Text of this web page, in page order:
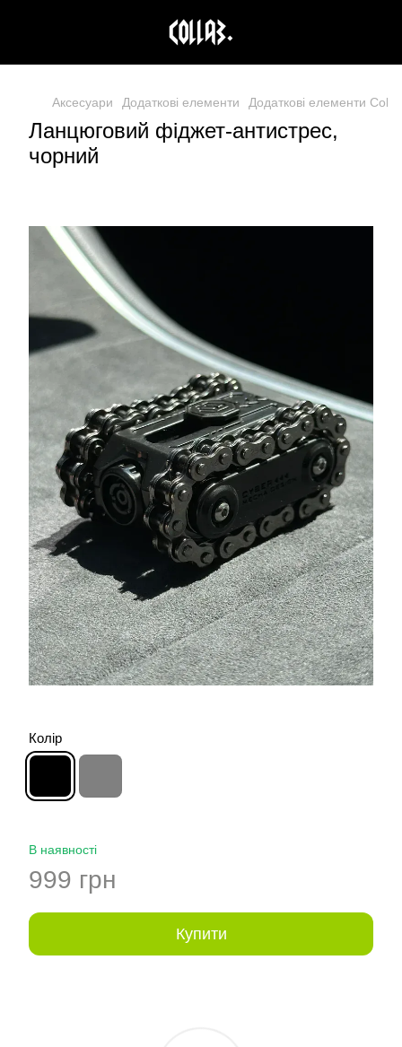
Аксесуари Додаткові елементи Додаткові елементи
Ланцюговий фіджет-антистрес,
чорний
Колір
В наявності
999 грн
Купити